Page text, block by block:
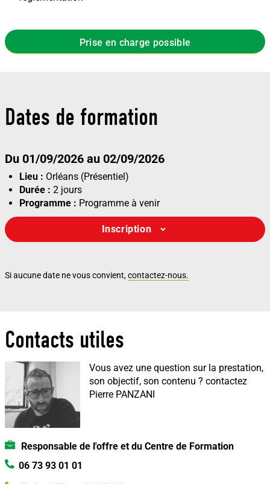
Prise en charge possible
Dates de formation
Du 01/09/2026 au 02/09/2026
Lieu : Orléans (Présentiel)
Durée : 2 jours
Programme : Programme à venir
Inscription
Si aucune date ne vous convient,contactez-nous.
Contacts utiles
Vous avez une question sur la prestation,
son objectif, son contenu ? contactez
Pierre PANZANI
Responsable de l'offre et du Centre de Formation
06 73 93 01 01